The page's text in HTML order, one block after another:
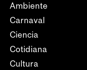
Ambiente
Carnaval
Ciencia
Cotidiana
Cultura